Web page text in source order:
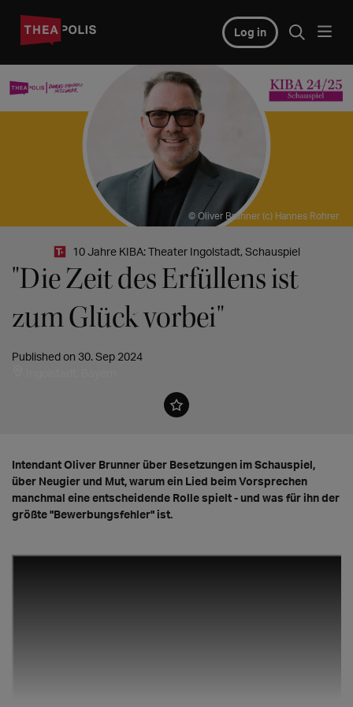
Log in
© Oliver Brunner (c) Hannes Rohrer
10 Jahre KIBA: Theater Ingolstadt, Schauspiel
"Die Zeit des Erfüllens ist
zum Glück vorbei"
Published on 30. Sep 2024
Intendant Oliver Brunner über Besetzungen im Schauspiel,
über Neugier und Mut, warum ein Lied beim Vorsprechen
manchmal eine entscheidende Rolle spielt - und was für ihn der
größte "Bewerbungsfehler" ist.